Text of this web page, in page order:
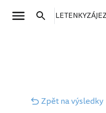
LETENKY
Zpětna výsledky